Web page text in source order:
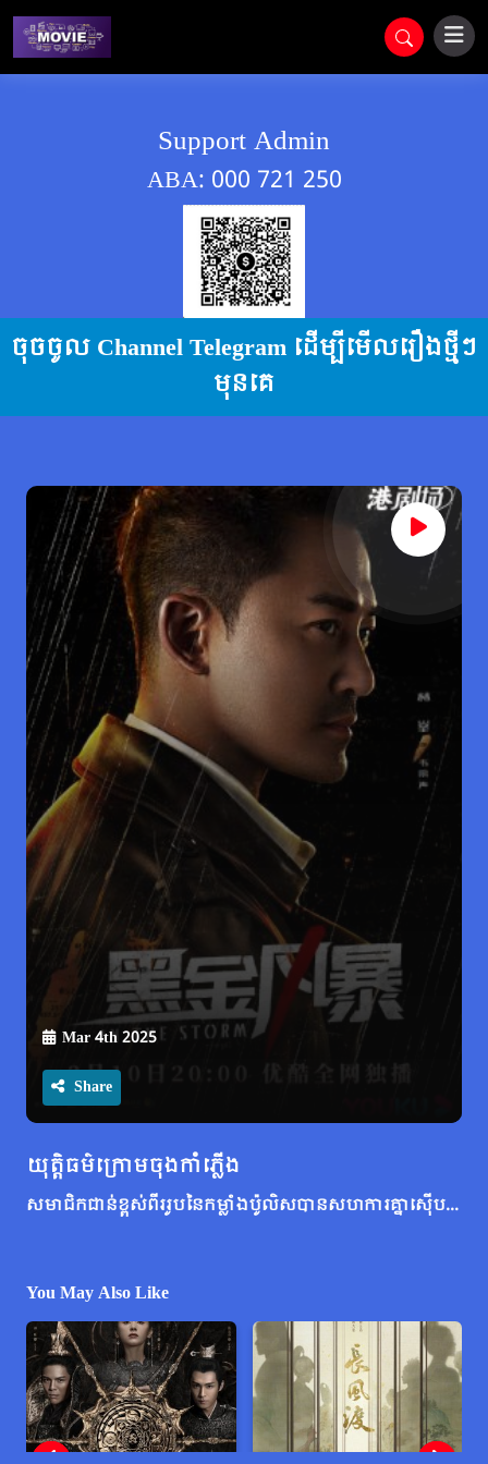
Support Admin
ABA: 000 721 250
ចុចចូល Channel Telegram ដើម្បីមើលរឿងថ្មីៗ
មុនគេ
Mar 4th 2025
Share
យុត្តិធម៌ក្រោមចុងកាំភ្លើង
សមាជិក​ជាន់​ខ្ពស់​ពីរ​រូប​នៃ​កម្លាំង​ប៉ូលិស​បាន​សហការ​គ្នា​ស៊ើបអង្កេត​អំពើ​ពុករលួយ​ដែល​ពាក់ព័ន្ធ​នឹង​សមាជិក​សង្គម​កម្រិត​កំពូល​ជាច្រើន​ក្នុង​ទីក្រុង​ហុងកុង។ អធិការជាន់ខ្ពស់ Wai Jing Sheng និងប្រធានផ្នែកស៊ើបអង្កេតជាន់ខ្ពស់របស់ ICAC លោក Ho Wai Lin មិនមែនជាមិត្ត ឬសត្រូវនោះទេ ប៉ុន្តែត្រូវប្រើប្រាជ្ញា និងបញ្ញារបស់ពួកគេក្នុងការប្រណាំងប្រជែងនឹងពេលវេលាដើម្បីលាតត្រដាងការពិត។ នៅពេលដែលប្រាក់ភ្នាល់ត្រូវបានលើកឡើង លោក Jing Sheng កំពុងតែរត់នៅពេលគាត់ត្រូវបានជាប់គុកពីបទឧក្រិដ្ឋ ហើយឃាតករកំពុងក្តៅគគុកនៅលើផ្លូវរបស់គាត់…
You May Also Like